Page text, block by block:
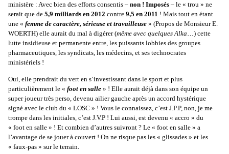
ministère : Avec bien des efforts consentis – non ! Imposés – le « trou » ne
serait que de 5,9 milliards en 2012 contre 9,5 en 2011 ! Mais tout en étant
une « femme de caractère, sérieuse et travailleuse » (Propos de Monsieur E.
WOERTH) elle aurait du mal à digérer (même avec quelques Alka…) cette
lutte insidieuse et permanente entre, les puissants lobbies des groupes
pharmaceutiques, les syndicats, les médecins, et ses technocrates
ministériels !
Oui, elle prendrait du vert en s’investissant dans le sport et plus
particulièrement le « foot en salle » ! Elle aurait déjà dans son équipe un
super joueur très perso, devenu ailier gauche après un accord hystérique
signé avec le club du « LOSC » ! Vous le connaissez, c’est J.P.P, non, je me
trompe dans les initiales, c’est J.V.P ! Lui aussi, est devenu « accro » du
« foot en salle » ! Et combien d’autres suivront ? Le « foot en salle » a
l’avantage de se jouer à couvert ! On ne risque pas les « glissades » et les
« faux-pas » sur le terrain.